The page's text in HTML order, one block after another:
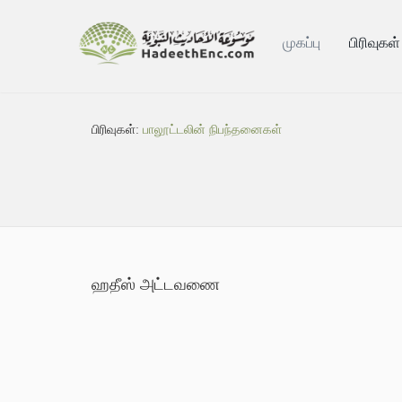
முகப்பு பிரிவுகள்
பிரிவுகள்:பாலூட்டலின் நிபந்தனைகள்
ஹதீஸ் அட்டவணை